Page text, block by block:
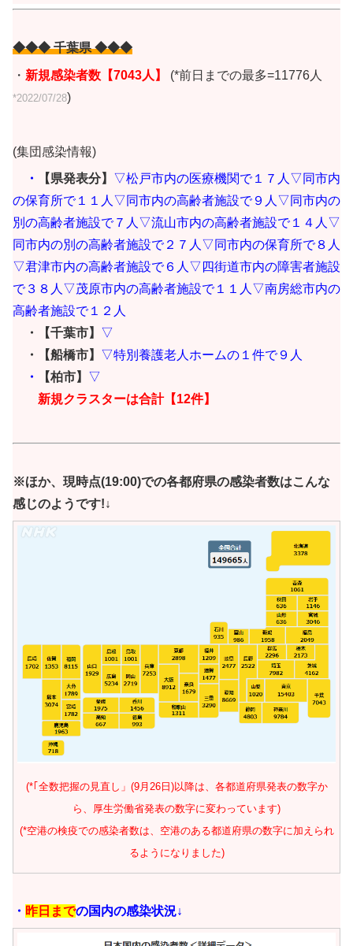
◆◆◆ 千葉県 ◆◆◆
・ 新規感染者数【7043人】 (*前日までの最多=11776人
*2022/07/28)
(集団感染情報)
・ 【県発表分】 ▽松戸市内の医療機関で１７人▽同市内
の保育所で１１人▽同市内の高齢者施設で９人▽同市内の
別の高齢者施設で７人▽流山市内の高齢者施設で１４人▽
同市内の別の高齢者施設で２７人▽同市内の保育所で８人
▽君津市内の高齢者施設で６人▽四街道市内の障害者施設
で３８人▽茂原市内の高齢者施設で１１人▽南房総市内の
高齢者施設で１２人
・【千葉市】 ▽
・【船橋市】 ▽特別養護老人ホームの１件で９人
・
【柏市】 ▽
新規クラスターは合計【12件】
※ほか、現時点(19:00)での各都府県の感染者数はこんな
感じのようです!↓
(*｢全数把握の見直し」(9月26日)以降は、各都道府県発表の数字か
ら、厚生労働省発表の数字に変わっています)
(*空港の検疫での感染者数は、空港のある都道府県の数字に加えられ
るようになりました)
・ 昨日までの国内の感染状況↓